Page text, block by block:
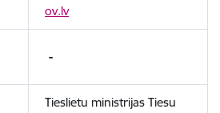
ov.lv
-
Tieslietu ministrijas Tiesu